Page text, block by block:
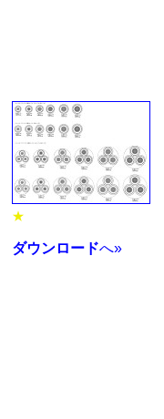
★
ダウンロードへ»